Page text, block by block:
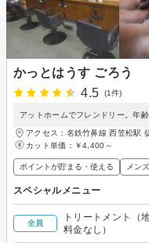
かっとはうす ごろう
4.5
(1件)
アットホームでフレンドリー。年齢
アクセス：名鉄竹鼻線 西笠松駅
カット単価： ￥4,400～
ポイントが貯まる・使える メン
スペシャルメニュー
全員
トリートメント（
料金なし）